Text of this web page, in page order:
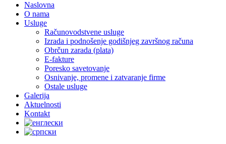
Naslovna
O nama
Usluge
Računovodstvene usluge
Izrada i podnošenje godišnjeg završnog računa
Obrčun zarada (plata)
E-fakture
Poresko savetovanje
Osnivanje, promene i zatvaranje firme
Ostale usluge
Galerija
Aktuelnosti
Kontakt